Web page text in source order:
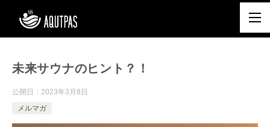
未来サウナのヒント？！
公開日： 2023年3月8日
メルマガ